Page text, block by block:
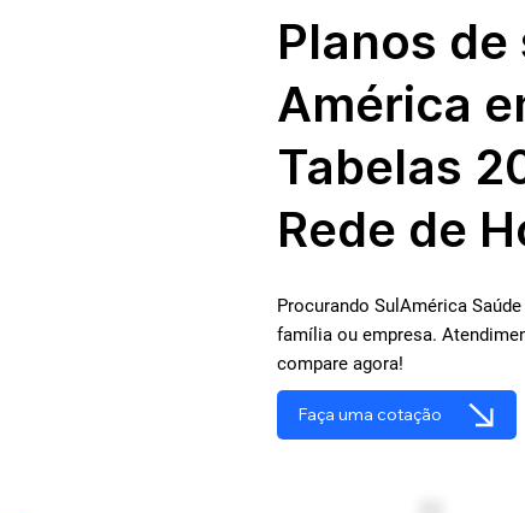
Planos de
América
Tabelas
Rede de
Procurando SulAmérica
família ou empresa.
compare agora!
Faça uma cotação